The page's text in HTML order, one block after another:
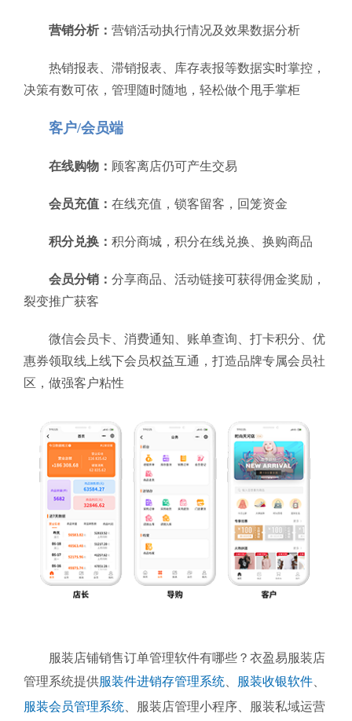
营销分析： 营销活动执行情况及效果数据分析
热销报表、滞销报表、库存表报等数据实时掌控，
决策有数可依，管理随时随地，轻松做个甩手掌柜
客户/会员端
在线购物： 顾客离店仍可产生交易
会员充值： 在线充值，锁客留客，回笼资金
积分兑换： 积分商城，积分在线兑换、换购商品
会员分销： 分享商品、活动链接可获得佣金奖励，
裂变推广获客
微信会员卡、消费通知、账单查询、打卡积分、优
惠券领取线上线下会员权益互通，打造品牌专属会员社
区，做强客户粘性
服装店铺销售订单管理软件有哪些？衣盈易服装店
管理系统提供服装件进销存管理系统 服装收银软件
服装会员管理系统
服装店管理小程序、服装私域运营